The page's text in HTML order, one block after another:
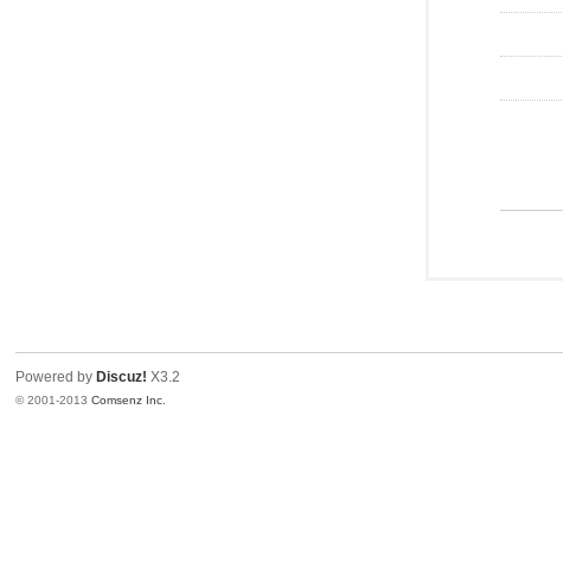
Powered by Discuz! X3.2
© 2001-2013Comsenz Inc.